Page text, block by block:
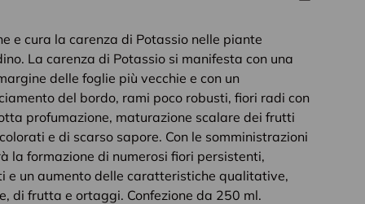
e cura la carenza di Potassio nelle piante
La carenza di Potassio si manifesta con una
delle foglie più vecchie e con un
del bordo, rami poco robusti, fiori radi con
profumazione, maturazione scalare dei frutti
e di scarso sapore. Con le somministrazioni
la formazione di numerosi fiori persistenti,
e un aumento delle caratteristiche qualitative,
di frutta e ortaggi. Confezione da 250 ml.